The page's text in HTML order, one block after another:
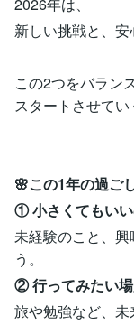
新しい挑戦と、安
この2つをバラン
スタートさせてい
🌸この1年の過ご
① 小さくてもい
未経験のこと、
う。
② 行ってみたい
旅や勉強など、未